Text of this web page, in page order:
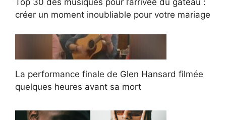
Top 30 des musiques pour l’arrivée du gâteau :
créer un moment inoubliable pour votre mariage
La performance finale de Glen Hansard filmée
quelques heures avant sa mort